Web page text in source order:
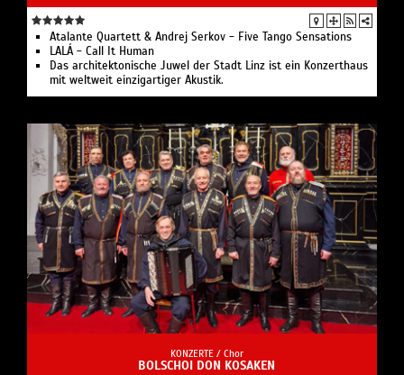
Atalante Quartett & Andrej Serkov - Five Tango Sensations
LALÁ - Call It Human
Das architektonische Juwel der Stadt Linz ist ein Konzerthaus
mit weltweit einzigartiger Akustik.
KONZERTE / Chor
BOLSCHOI DON KOSAKEN